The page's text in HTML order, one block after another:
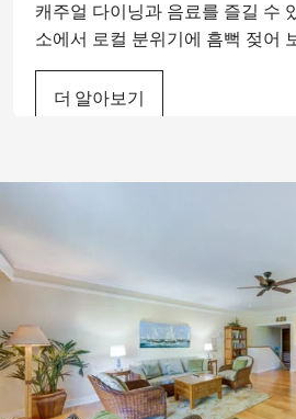
캐주얼 다이닝과 음료를 즐길 수
소에서 로컬 분위기에 흠뻑 젖어
더 알아보기